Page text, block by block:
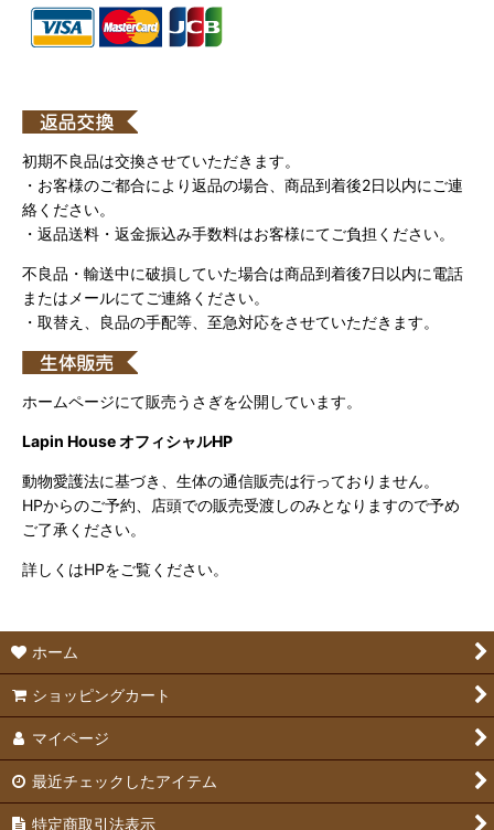
初期不良品は交換させていただきます。
・お客様のご都合により返品の場合、商品到着後2日以内にご連
絡ください。
・返品送料・返金振込み手数料はお客様にてご負担ください。
不良品・輸送中に破損していた場合は商品到着後7日以内に電話
またはメールにてご連絡ください。
・取替え、良品の手配等、至急対応をさせていただきます。
ホームページにて販売うさぎを公開しています。
Lapin House オフィシャルHP
動物愛護法に基づき、生体の通信販売は行っておりません。
HPからのご予約、店頭での販売受渡しのみとなりますので予め
ご了承ください。
詳しくはHPをご覧ください。
ホーム
ショッピングカート
マイページ
最近チェックしたアイテム
特定商取引法表示